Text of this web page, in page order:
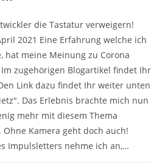
die Tastatur verweigern!
2021 Eine Erfahrung welche ich
hat meine Meinung zu Corona
zugehörigen Blogartikel findet Ihr
Link dazu findet Ihr weiter unten
Das Erlebnis brachte mich nun
mehr mit diesem Thema
Kamera geht doch auch!
Impulsletters nehme ich an,…